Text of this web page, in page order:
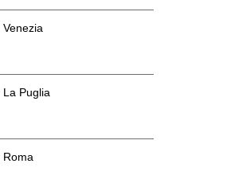
Venezia
La Puglia
Roma